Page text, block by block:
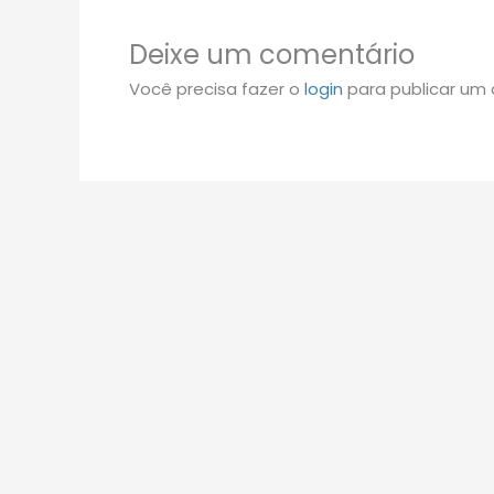
Deixe um comentário
Você precisa fazer o login para publicar um